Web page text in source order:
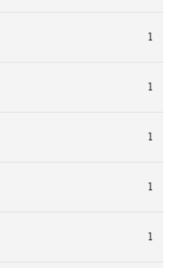
1
1
1
1
1